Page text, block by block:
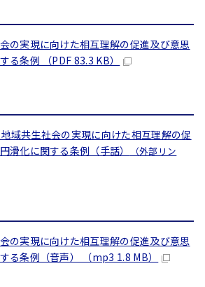
の実現に向けた相互理解の促進及び意思
る条例 （PDF 83.3 KB）
域共生社会の実現に向けた相互理解の促
滑化に関する条例（手話）
（外部リン
の実現に向けた相互理解の促進及び意思
る条例（音声） （mp3 1.8 MB）